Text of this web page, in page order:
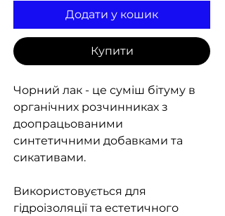
Додати у кошик
Купити
Чорний лак - це суміш бітуму в
органічних розчинниках з
доопрацьованими
синтетичними добавками та
сикативами.
Використовується для
гідроізоляції та естетичного